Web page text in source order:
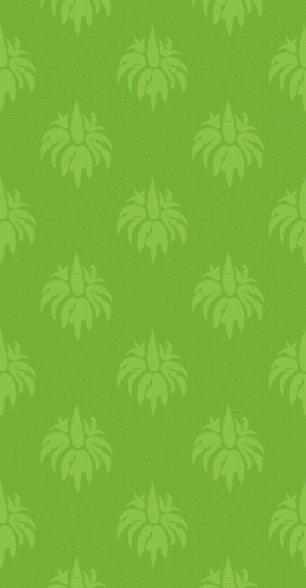
Fokozza a
felszívódást.
nedvesíti a
Földelő,
megaka
dál
tompaságot,
lelkesedést,
esetén a vért
Növelheti az